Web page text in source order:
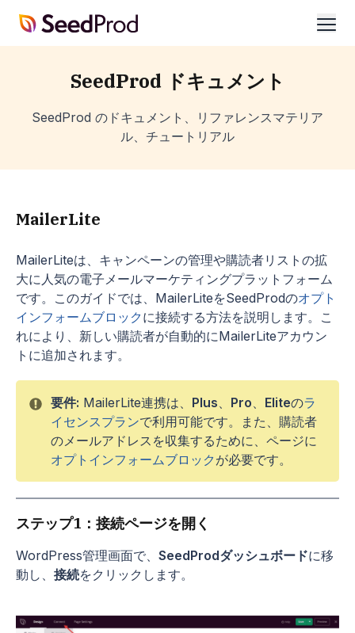
SeedProd
SeedProd ドキュメント
SeedProd のドキュメント、リファレンスマテリア
ル、チュートリアル
MailerLite
MailerLiteは、キャンペーンの管理や購読者リストの拡
大に人気の電子メールマーケティングプラットフォーム
です。このガイドでは、MailerLiteをSeedProdのオプト
インフォームブロック に接続する方法を説明します。こ
れにより、新しい購読者が自動的にMailerLiteアカウン
トに追加されます。
要件: MailerLite連携は、 Plus、 Pro、 Eliteのラ
イセンスプランで利用可能です。また、購読者
のメールアドレスを収集するために、ページに
オプトインフォームブロック が必要です。
ステップ1：接続ページを開く
WordPress管理画面で、 SeedProdダッシュボードに移
動し、 接続をクリックします。